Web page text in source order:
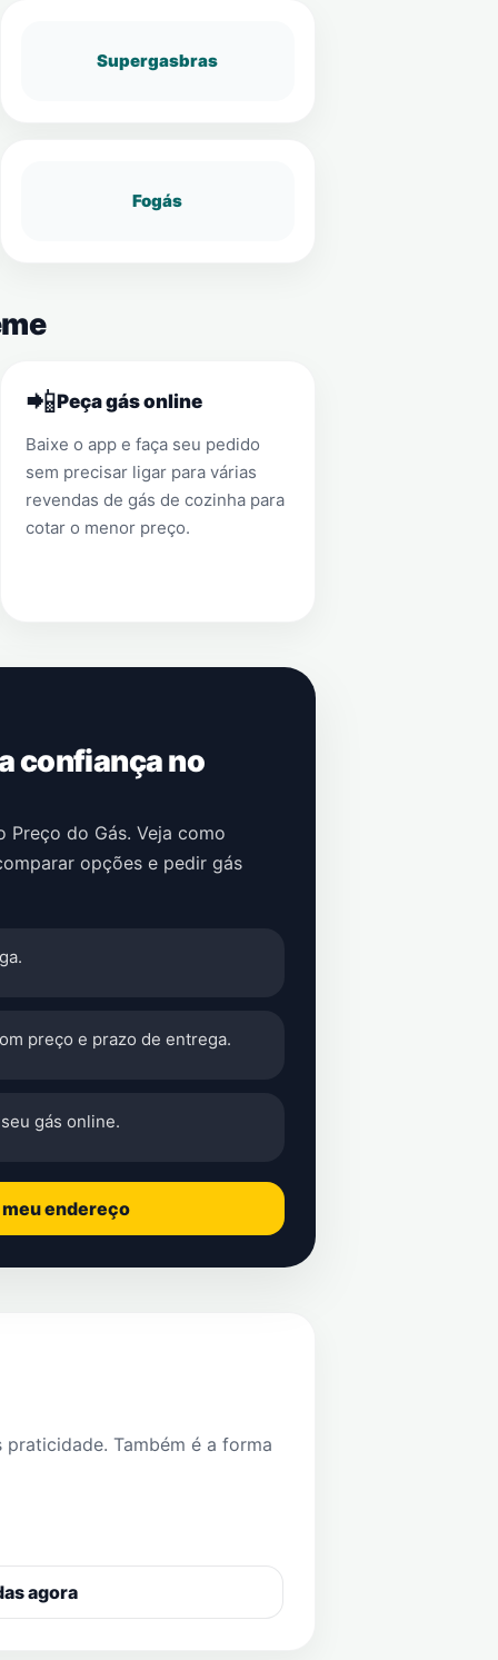
Supergasbras
Fogás
📲Peça gás online
Baixe o app e faça seu pedido
sem precisar ligar para várias
revendas de gás de cozinha para
cotar o menor preço.
confiança no
do Gás. Veja como
opções e pedir gás
preço e prazo de entrega.
gás online.
endereço
Também é a forma
agora